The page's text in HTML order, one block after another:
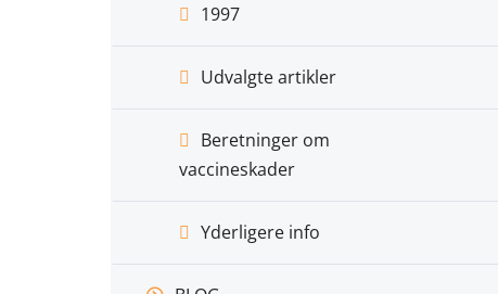
1997
Udvalgte artikler
Beretninger om
vaccineskader
Yderligere info